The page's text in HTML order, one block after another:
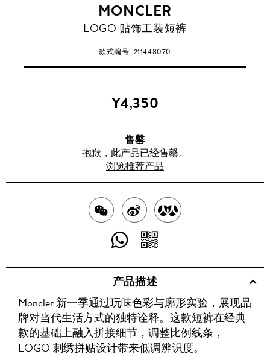
MONCLER
LOGO 贴饰工装短裤
款式编号 211448070
¥4,350
售罄
抱歉，此产品已经售罄。
浏览推荐产品
分
享
WECHAT
分
享
WEIBO
分
分
享
至
WHATSAPP
享
维
码
产品描述
Moncler 新一季通过玩味色彩与廓形实验，展现品
牌对当代生活方式的独特诠释。这款短裤在经典
款的基础上融入拼接细节，调整比例线条，
LOGO 刺绣拼贴设计带来低调辨识度。